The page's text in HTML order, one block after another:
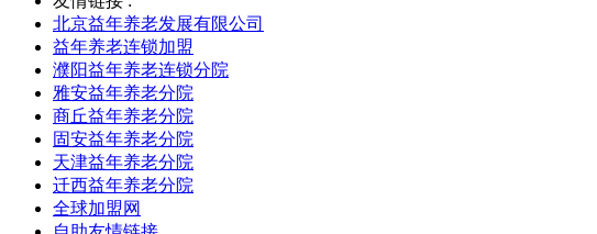
北京益年养老发展有限公司
益年养老连锁加盟
濮阳益年养老连锁分院
雅安益年养老分院
商丘益年养老分院
固安益年养老分院
天津益年养老分院
迁西益年养老分院
全球加盟网